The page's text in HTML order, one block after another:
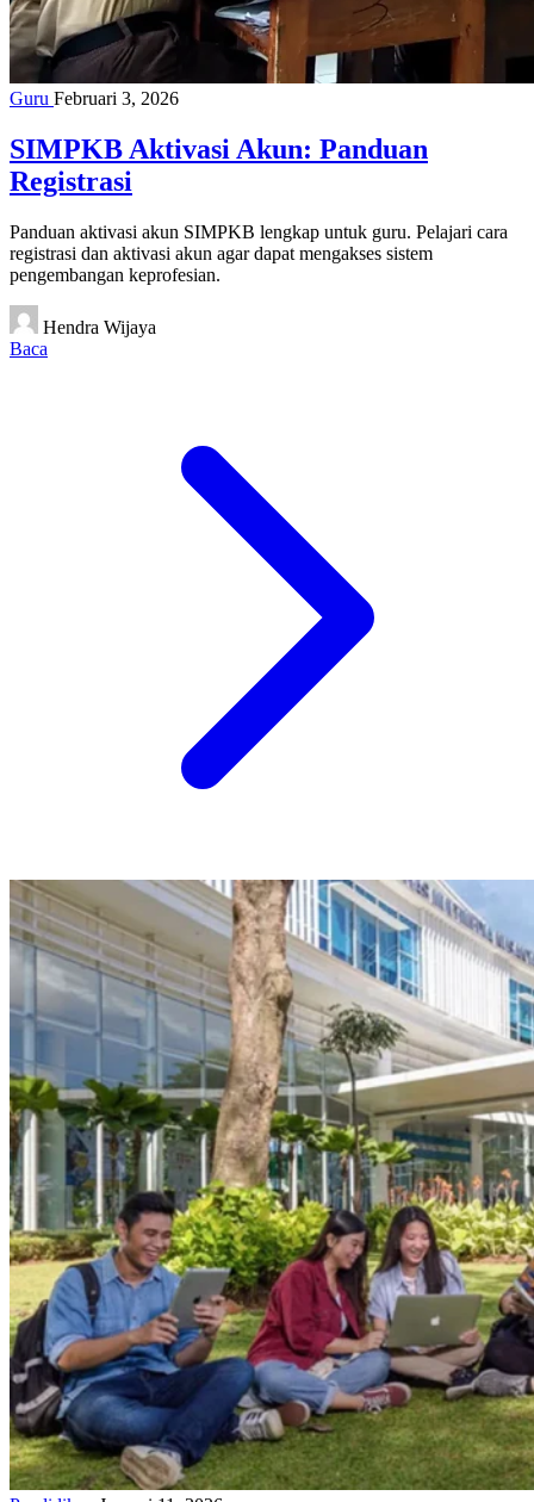
Guru Februari 3, 2026
SIMPKB Aktivasi Akun: Panduan
Registrasi
Panduan aktivasi akun SIMPKB lengkap untuk guru. Pelajari cara
registrasi dan aktivasi akun agar dapat mengakses sistem
pengembangan keprofesian.
Hendra Wijaya
Baca